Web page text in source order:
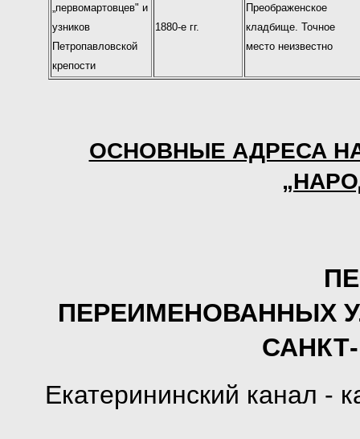
„первомартовцев" и
узников
Петропавловской
крепости
1880-е гг.
Преображенское
кладбище. Точное
место неизвестно
ОСНОВНЫЕ АДРЕСА
ПЕРЕИМЕНОВАННЫХ
Екатерининский канал -